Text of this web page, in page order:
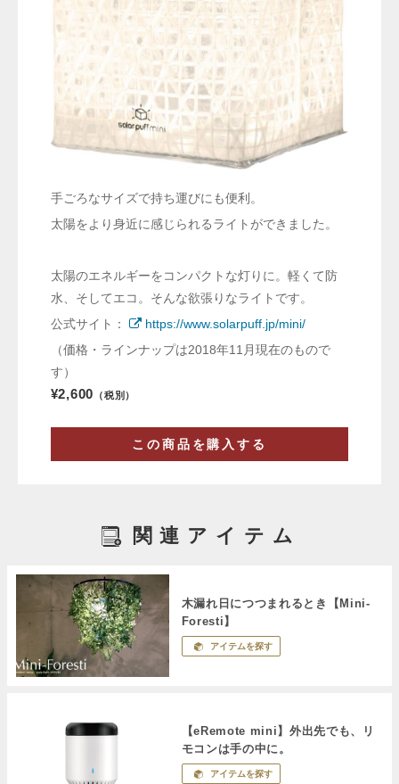
手ごろなサイズで持ち運びにも便利。
太陽をより身近に感じられるライトができました。
太陽のエネルギーをコンパクトな灯りに。軽くて防
水、そしてエコ。そんな欲張りなライトです。
公式サイト：
https://www.solarpuff.jp/mini/
（価格・ラインナップは2018年11月現在のもので
す）
¥2,600 （税別）
この商品を購入する
関連アイテム
木漏れ日につつまれるとき【Mini-
Foresti】
アイテムを探す
【eRemote mini】外出先でも、リ
モコンは手の中に。
アイテムを探す